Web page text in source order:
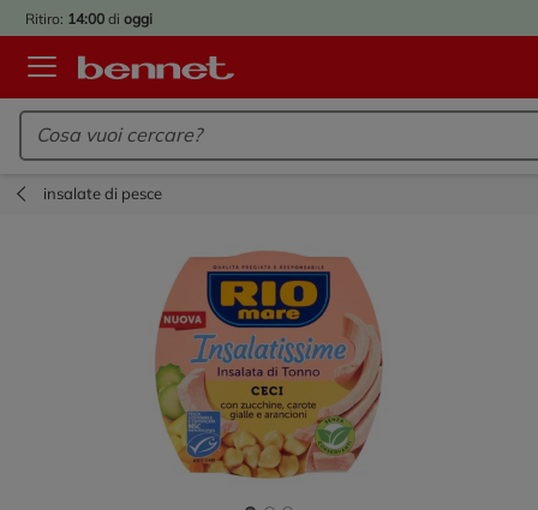
Ritiro: 14:00 di oggi
Logo Bennet - Torna alla homepage
insalate di pesce